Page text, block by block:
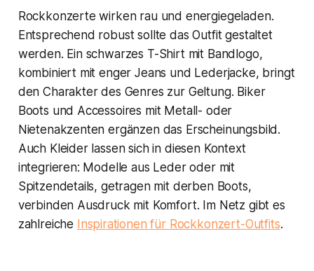
Rockkonzerte wirken rau und energiegeladen.
Entsprechend robust sollte das Outfit gestaltet
werden. Ein schwarzes T-Shirt mit Bandlogo,
kombiniert mit enger Jeans und Lederjacke, bringt
den Charakter des Genres zur Geltung. Biker
Boots und Accessoires mit Metall- oder
Nietenakzenten ergänzen das Erscheinungsbild.
Auch Kleider lassen sich in diesen Kontext
integrieren: Modelle aus Leder oder mit
Spitzendetails, getragen mit derben Boots,
verbinden Ausdruck mit Komfort. Im Netz gibt es
zahlreiche Inspirationen für Rockkonzert-Outfits.